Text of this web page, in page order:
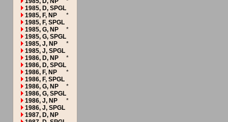
1985, D, SPGL
1985, F, NP
*
1985, F, SPGL
1985, G, NP
*
1985, G, SPGL
1985, J, NP
*
1985, J, SPGL
1986, D, NP
*
1986, D, SPGL
1986, F, NP
*
1986, F, SPGL
1986, G, NP
*
1986, G, SPGL
1986, J, NP
*
1986, J, SPGL
1987, D, NP